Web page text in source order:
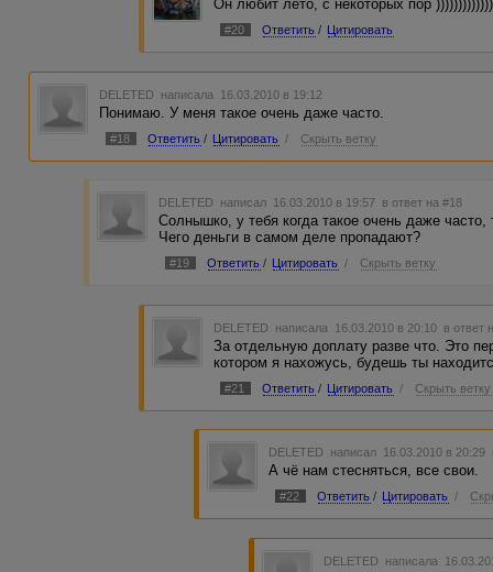
Он любит лето, с некоторых пор
#20 Ответить / Цитировать
DELETED написала 16.03.2010 в 19:12
Понимаю. У меня такое очень даже часто.
#18 Ответить / Цитировать / Скрыть ветку
DELETED написал 16.03.2010 в 19:57 в ответ на #18
Солнышко, у тебя когда такое очень даже
Чего деньги в самом деле пропадают?
#19 Ответить / Цитировать / Скрыть ветку
DELETED написала 16.03.2010 в 20:10 в ответ
За отдельную доплату разве что. Это
котором я нахожусь, будешь ты
#21 Ответить / Цитировать / Скрыть ветку
DELETED написал 16.03.2010 в 20:29
А чё нам стесняться, все свои.
#22 Ответить / Цитировать /
DELETED написала